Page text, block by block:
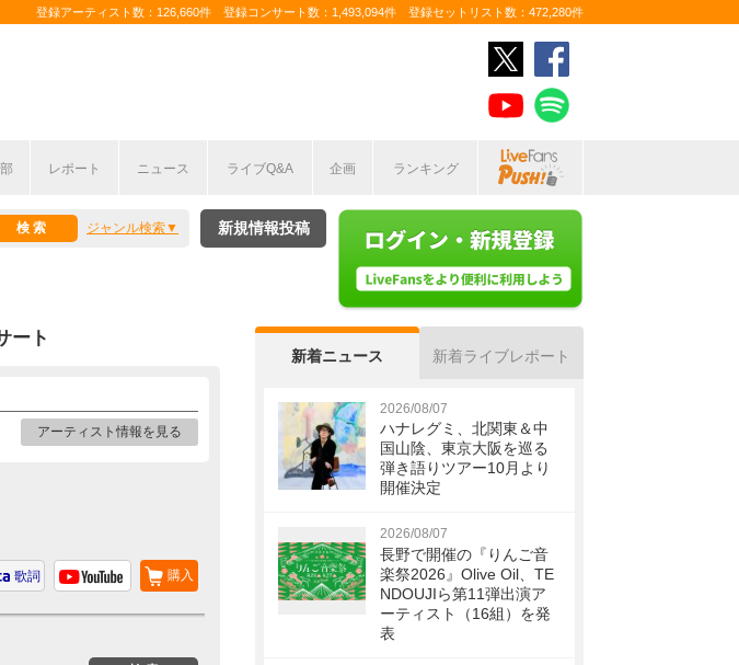
登録アーティスト数：126,660件 登録コンサート数：1,493,094件 登録セットリスト数：472,280件
レポート ニュース ライブQ&A 企画 ランキング
ジャンル検索 新規情報投稿
ート
アーティスト情報を見る
購入
歌詞
新着ニュース 新着ライブレポート
2026/08/07
ハナレグミ、北関東＆中
国山陰、東京大阪を巡る
弾き語りツアー10月より
開催決定
2026/08/07
長野で開催の『りんご音
楽祭2026』Olive Oil、TE
NDOUJIら第11弾出演ア
ーティスト（16組）を発
表